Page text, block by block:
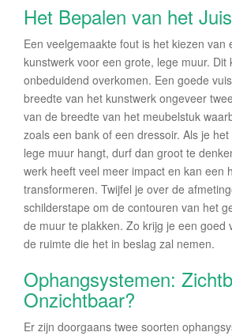
Het Bepalen van het
Een veelgemaakte fout is het kiezen van
kunstwerk voor een grote, lege muur. Dit
onbeduidend overkomen. Een goede
breedte van het kunstwerk ongeveer
van de breedte van het meubelstuk
zoals een bank of een dressoir. Als je
lege muur hangt, durf dan groot te
werk heeft veel meer impact en kan een
transformeren. Twijfel je over de
schilderstape om de contouren van het
de muur te plakken. Zo krijg je een goed
de ruimte die het in beslag zal nemen.
Ophangsystemen:
Onzichtbaar?
Er zijn doorgaans twee soorten